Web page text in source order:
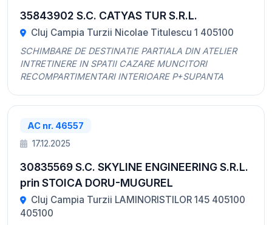
35843902 S.C. CATYAS TUR S.R.L.
Cluj Campia Turzii Nicolae Titulescu 1 405100
SCHIMBARE DE DESTINATIE PARTIALA DIN ATELIER
INTRETINERE IN SPATII CAZARE MUNCITORI
RECOMPARTIMENTARI INTERIOARE P+SUPANTA
AC nr. 46557
17.12.2025
30835569 S.C. SKYLINE ENGINEERING S.R.L.
prin STOICA DORU-MUGUREL
Cluj Campia Turzii LAMINORISTILOR 145 405100
405100